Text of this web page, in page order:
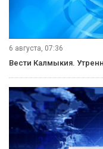
6 августа, 07:36
Вести Калмыкия.